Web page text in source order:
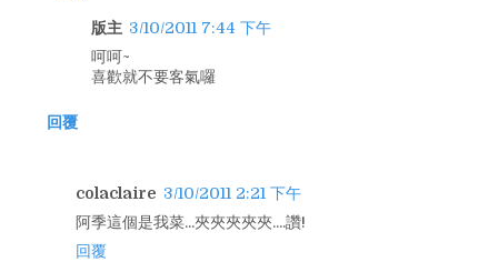
版主 3/10/2011 7:44 下午
呵呵~
喜歡就不要客氣囉
回覆
colaclaire 3/10/2011 2:21 下午
阿季這個是我菜...夾夾夾夾夾....讚!
回覆